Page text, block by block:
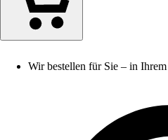
Wir bestellen für Sie – in